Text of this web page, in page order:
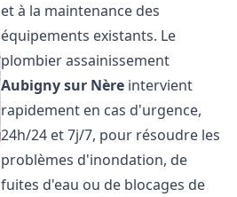
et à la maintenance des
équipements existants. Le
plombier assainissement
Aubigny sur Nère intervient
rapidement en cas d'urgence,
24h/24 et 7j/7, pour résoudre les
problèmes d'inondation, de
fuites d'eau ou de blocages de